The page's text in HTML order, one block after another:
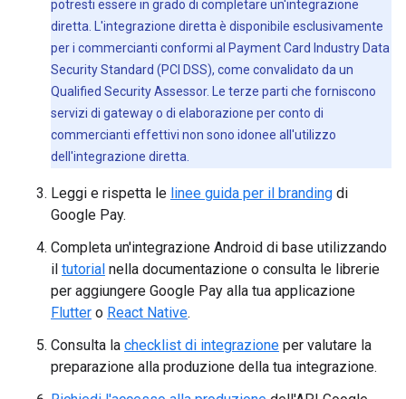
potresti essere in grado di completare un'integrazione
diretta. L'integrazione diretta è disponibile esclusivamente
per i commercianti conformi al Payment Card Industry Data
Security Standard (PCI DSS), come convalidato da un
Qualified Security Assessor. Le terze parti che forniscono
servizi di gateway o di elaborazione per conto di
commercianti effettivi non sono idonee all'utilizzo
dell'integrazione diretta.
Leggi e rispetta le linee guida per il branding di
Google Pay.
Completa un'integrazione Android di base utilizzando
il tutorial nella documentazione o consulta le librerie
per aggiungere Google Pay alla tua applicazione
Flutter o React Native.
Consulta la checklist di integrazione per valutare la
preparazione alla produzione della tua integrazione.